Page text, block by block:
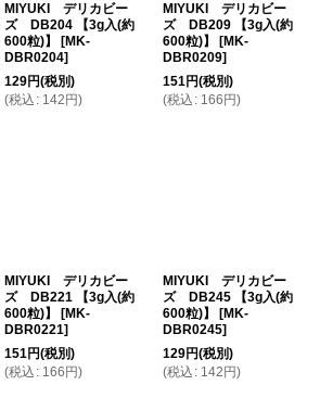
MIYUKI デリカビー
ズ DB204 【3g入(約
600粒)】
[MK-
DBR0204]
129円(税別)
(税込 : 142 円)
MIYUKI デリカビー
ズ DB209 【3g入(約
600粒)】
[MK-
DBR0209]
151円(税別)
(税込 : 166 円)
MIYUKI デリカビー
ズ DB221 【3g入(約
600粒)】
[MK-
DBR0221]
151円(税別)
(税込 : 166 円)
MIYUKI デリカビー
ズ DB245 【3g入(約
600粒)】
[MK-
DBR0245]
129円(税別)
(税込 : 142 円)